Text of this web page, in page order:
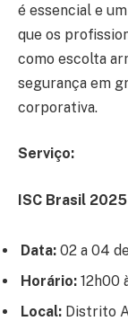
é essencial e
que os
como escolta
segurança em
corporativa.
Serviço:
ISC Brasil 2025
Data: 02 a 04
Horário: 12h00
Local: Distrito